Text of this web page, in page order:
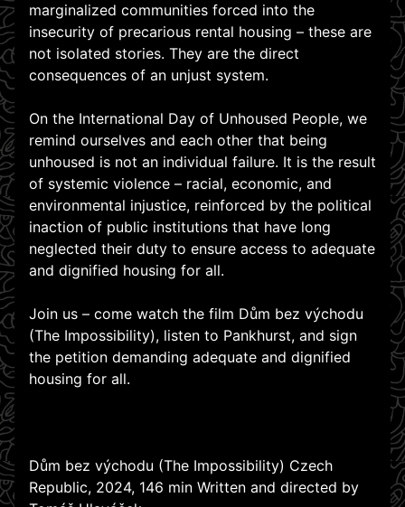
marginalized communities forced into the
insecurity of precarious rental housing – these are
not isolated stories. They are the direct
consequences of an unjust system.
On the International Day of Unhoused People, we
remind ourselves and each other that being
unhoused is not an individual failure. It is the result
of systemic violence – racial, economic, and
environmental injustice, reinforced by the political
inaction of public institutions that have long
neglected their duty to ensure access to adequate
and dignified housing for all.
Join us – come watch the film Dům bez východu
(The Impossibility), listen to Pankhurst, and sign
the petition demanding adequate and dignified
housing for all.
Dům bez východu (The Impossibility) Czech
Republic, 2024, 146 min Written and directed by